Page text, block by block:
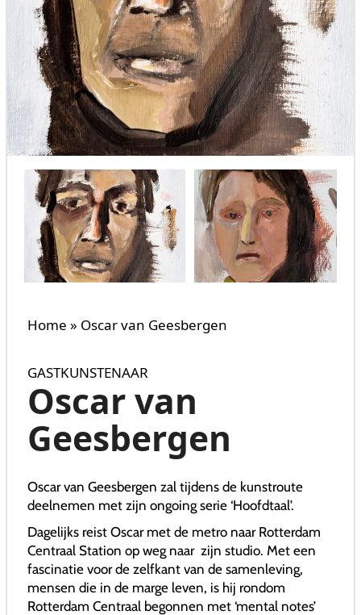
Home » Oscar van Geesbergen
GASTKUNSTENAAR
Oscar van
Geesbergen
Oscar van Geesbergen zal tijdens de kunstroute
deelnemen met zijn ongoing serie ‘Hoofdtaal’.
Dagelijks reist Oscar met de metro naar Rotterdam
Centraal Station op weg naar zijn studio. Met een
fascinatie voor de zelfkant van de samenleving,
mensen die in de marge leven, is hij rondom
Rotterdam Centraal begonnen met ‘mental notes’